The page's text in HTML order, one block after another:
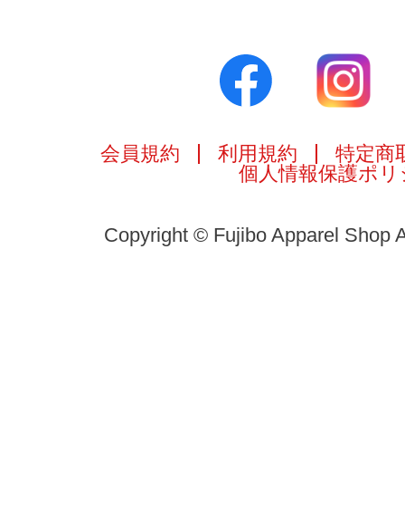
会員規約 利用規約
特定商
個人情報保護ポリ
Copyright © Fujibo Apparel Shop